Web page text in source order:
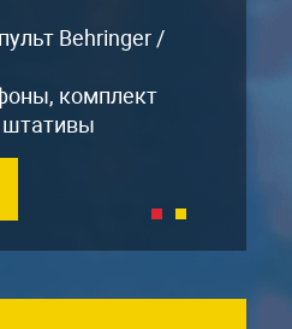
Behringer /
комплект